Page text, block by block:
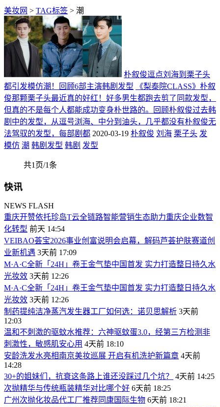
美妆网 > TAG标签 > 潮
朴叙俊逗点刘海到栗子头
都引发模仿潮！回顾6部主演韩剧发型
《梨泰院CLASS》朴叙
俊那颗栗子头最近真的好红！好多男生都跑去剪了同款发型，
但真的不是每个人都能成功变身朴世路的。回顾朴叙俊过去韩
剧中的发型，从逗号浏海、中分到油头，几乎都没有朴叙俊无
法驾驭的发型，每部剧都 2020-03-19 朴叙俊 刘海 栗子头 发
模仿 潮 韩剧发型 韩剧 发型
共1页/1条
快讯
NEWS FLASH
重庆开赞依托珍岛T云全链路智能营销生态助力重庆企业数智
化转型 前天 14:54
VEIBAO荟宝2026事业创富说明会启幕，解码芦荟护肤赛道创
业新机遇 3天前 17:09
M·A·C全新「24H」卷王金气垫中国首发 实力打造整日持久水
光妆效 3天前 12:26
M·A·C全新「24H」卷王金气垫中国首发 实力打造整日持久水
光妆效 3天前 12:26
制药提纯洁净蒸汽发生器工厂如何选：诺贝思解析 3天前
12:03
温和不刺激的驱蚊水推荐：六神驱蚊蛋3.0，经第三方检测非
刺激性，敏感肌安心用 4天前 18:10
安龄洗发水亮相南京美妆巡展 开启有机洗护新篇章 4天前
14:28
30+的姐妹们，抗衰这条路上谁还没踩过几个坑？
4天前 14:25
次抛精华与传统瓶装精华对比哪个好 6天前 18:25
广州次抛化妆品代工厂推荐同康国际生物 6天前 18:21